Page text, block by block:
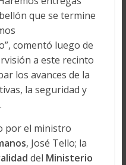
que se termine
comentó luego de
a este recinto
los avances de la
la seguridad y
por el ministro
, José Tello; la
del Ministerio